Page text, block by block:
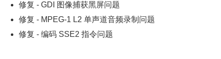
修复 - GDI 图像捕获黑屏问题
修复 - MPEG-1 L2 单声道音频录制问题
修复 - 编码 SSE2 指令问题